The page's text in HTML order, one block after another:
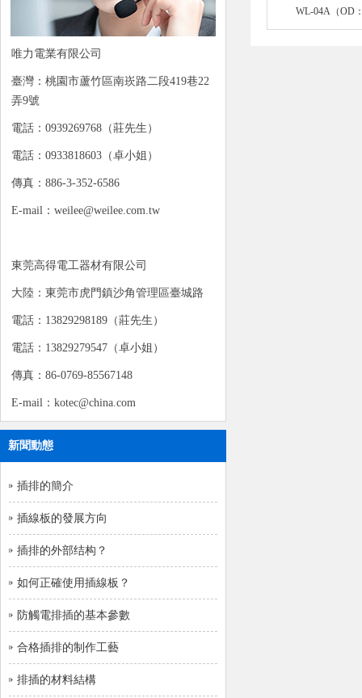
唯力電業有限公司
臺灣：桃園市蘆竹區南崁路二段419巷22
弄9號
電話：0939269768（莊先生）
電話：0933818603（卓小姐）
傳真：886-3-352-6586
E-mail：weilee@weilee.com.tw
東莞高得電工器材有限公司
大陸：東莞市虎門鎮沙角管理區臺城路
電話：13829298189（莊先生）
電話：13829279547（卓小姐）
傳真：86-0769-85567148
E-mail：kotec@china.com
新聞動態
插排的簡介
插線板的發展方向
插排的外部结构？
如何正確使用插線板？
防觸電排插的基本參數
合格插排的制作工藝
排插的材料結構
WL-04A（OD